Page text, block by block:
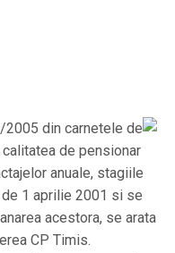
2005 din carnetele de
de pensionar
anuale, stagiile
1 aprilie 2001 si se
acestora, se arata
CP Timis.